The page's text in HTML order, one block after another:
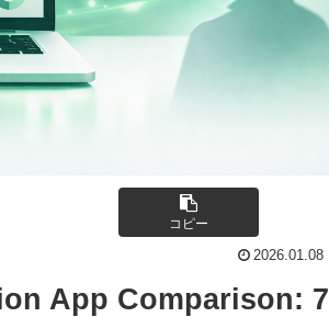
コピー
2026.01.08
App Comparison: 7